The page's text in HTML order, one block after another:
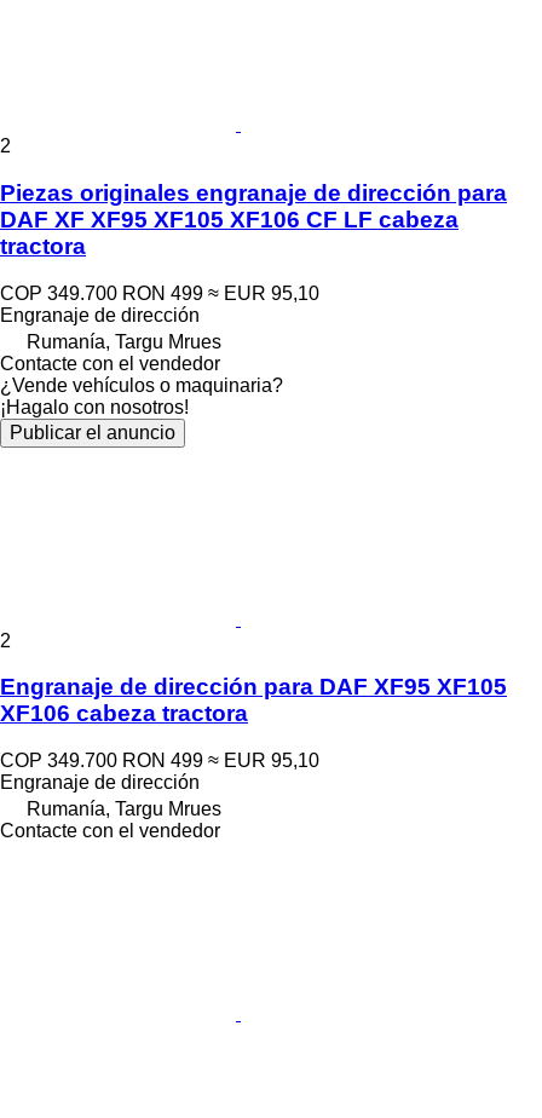
2
Piezas originales engranaje de dirección para
DAF XF XF95 XF105 XF106 CF LF cabeza
tractora
COP 349.700 RON 499 ≈ EUR 95,10
Engranaje de dirección
Rumanía, Targu Mrues
Contacte con el vendedor
¿Vende vehículos o maquinaria?
¡Hagalo con nosotros!
Publicar el anuncio
2
Engranaje de dirección para DAF XF95 XF105
XF106 cabeza tractora
COP 349.700 RON 499 ≈ EUR 95,10
Engranaje de dirección
Rumanía, Targu Mrues
Contacte con el vendedor